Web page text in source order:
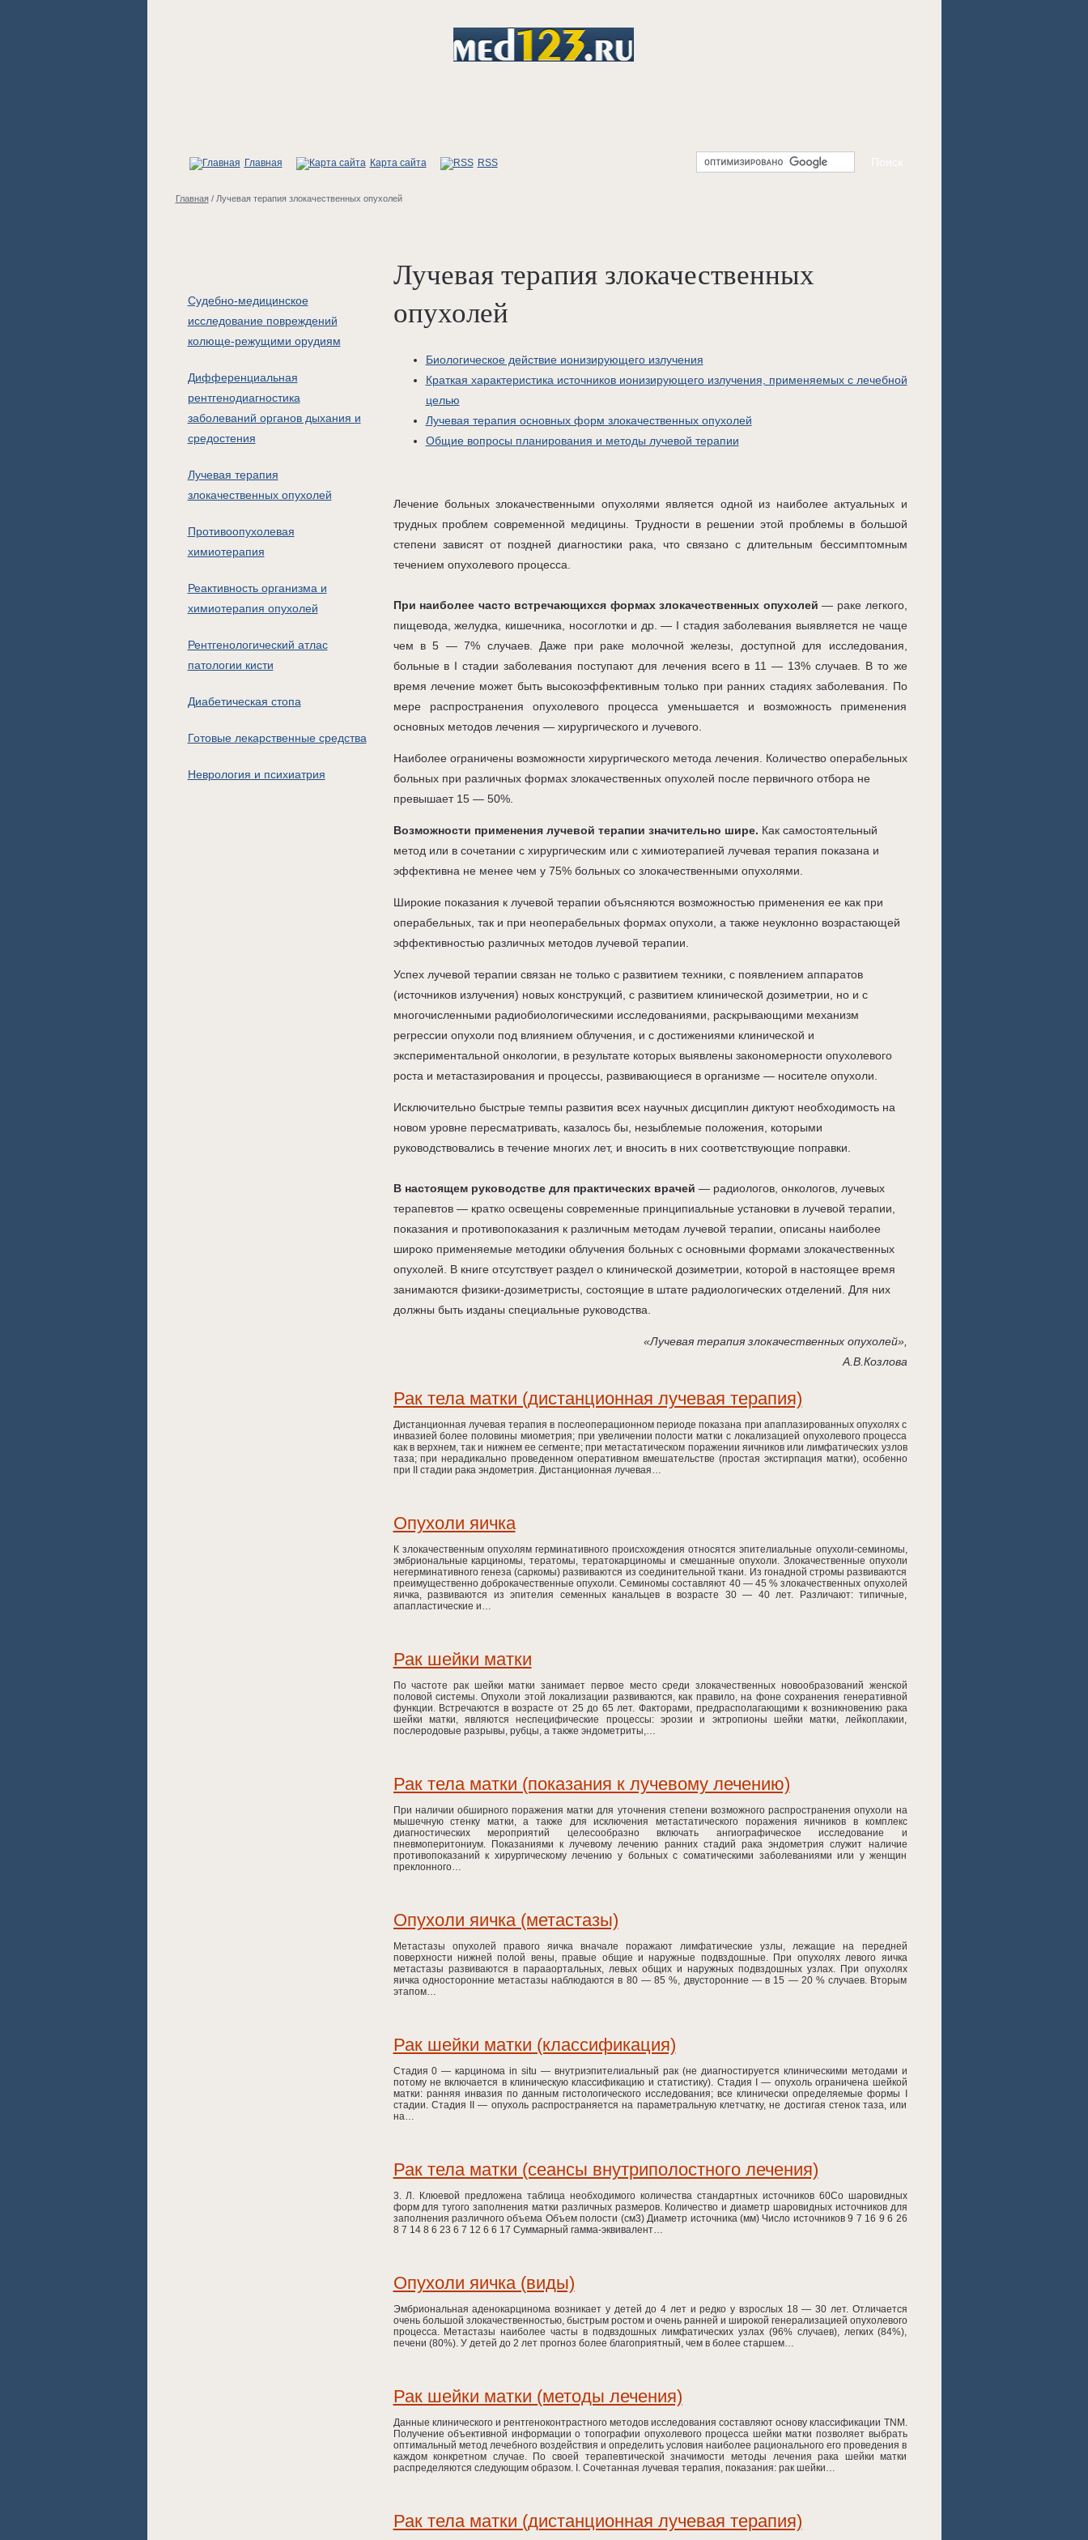
Главная Карта сайта RSS
Главная/ Лучевая терапия злокачественных опухолей
Судебно-медицинское
исследование повреждений
колюще-режущими орудиям
Дифференциальная
рентгенодиагностика
заболеваний органов дыхания и
средостения
Лучевая терапия
злокачественных опухолей
Противоопухолевая
химиотерапия
Реактивность организма и
химиотерапия опухолей
Рентгенологический атлас
патологии кисти
Диабетическая стопа
Готовые лекарственные средства
Неврология и психиатрия
Лучевая терапия злокачественных
опухолей
Биологическое действие ионизирующего излучения
Краткая характеристика источников ионизирующего излучения, применяемых с лечебной
целью
Лучевая терапия основных форм злокачественных опухолей
Общие вопросы планирования и методы лучевой терапии
Лечение больных злокачественными опухолями является одной из наиболее актуальных и
трудных проблем современной медицины. Трудности в решении этой проблемы в большой
степени зависят от поздней диагностики рака, что связано с длительным бессимптомным
течением опухолевого процесса.
При наиболее часто встречающихся формах злокачественных опухолей — раке легкого,
пищевода, желудка, кишечника, носоглотки и др. — I стадия заболевания выявляется не чаще
чем в 5 — 7% случаев. Даже при раке молочной железы, доступной для исследования,
больные в I стадии заболевания поступают для лечения всего в 11 — 13% случаев. В то же
время лечение может быть высокоэффективным только при ранних стадиях заболевания. По
мере распространения опухолевого процесса уменьшается и возможность применения
основных методов лечения — хирургического и лучевого.
Наиболее ограничены возможности хирургического метода лечения. Количество операбельных
больных при различных формах злокачественных опухолей после первичного отбора не
превышает 15 — 50%.
Возможности применения лучевой терапии значительно шире. Как самостоятельный
метод или в сочетании с хирургическим или с химиотерапией лучевая терапия показана и
эффективна не менее чем у 75% больных со злокачественными опухолями.
Широкие показания к лучевой терапии объясняются возможностью применения ее как при
операбельных, так и при неоперабельных формах опухоли, а также неуклонно возрастающей
эффективностью различных методов лучевой терапии.
Успех лучевой терапии связан не только с развитием техники, с появлением аппаратов
(источников излучения) новых конструкций, с развитием клинической дозиметрии, но и с
многочисленными радиобиологическими исследованиями, раскрывающими механизм
регрессии опухоли под влиянием облучения, и с достижениями клинической и
экспериментальной онкологии, в результате которых выявлены закономерности опухолевого
роста и метастазирования и процессы, развивающиеся в организме — носителе опухоли.
Исключительно быстрые темпы развития всех научных дисциплин диктуют необходимость на
новом уровне пересматривать, казалось бы, незыблемые положения, которыми
руководствовались в течение многих лет, и вносить в них соответствующие поправки.
В настоящем руководстве для практических врачей — радиологов, онкологов, лучевых
терапевтов — кратко освещены современные принципиальные установки в лучевой терапии,
показания и противопоказания к различным методам лучевой терапии, описаны наиболее
широко применяемые методики облучения больных с основными формами злокачественных
опухолей. В книге отсутствует раздел о клинической дозиметрии, которой в настоящее время
занимаются физики-дозиметристы, состоящие в штате радиологических отделений. Для них
должны быть изданы специальные руководства.
«Лучевая терапия злокачественных опухолей»,
А.В.Козлова
Рак тела матки (дистанционная лучевая терапия)
Дистанционная лучевая терапия в послеоперационном периоде показана при апаплазированных опухолях с
инвазией более половины миометрия; при увеличении полости матки с локализацией опухолевого процесса
как в верхнем, так и нижнем ее сегменте; при метастатическом поражении яичников или лимфатических узлов
таза; при нерадикально проведенном оперативном вмешательстве (простая экстирпация матки), особенно
при II стадии рака эндометрия. Дистанционная лучевая…
Опухоли яичка
К злокачественным опухолям герминативного происхождения относятся эпителиальные опухоли-семиномы,
эмбриональные карциномы, тератомы, тератокарциномы и смешанные опухоли. Злокачественные опухоли
негерминативного генеза (саркомы) развиваются из соединительной ткани. Из гонадной стромы развиваются
преимущественно доброкачественные опухоли. Семиномы составляют 40 — 45 % злокачественных опухолей
яичка, развиваются из эпителия семенных канальцев в возрасте 30 — 40 лет. Различают: типичные,
апапластические и…
Рак шейки матки
По частоте рак шейки матки занимает первое место среди злокачественных новообразований женской
половой системы. Опухоли этой локализации развиваются, как правило, на фоне сохранения генеративной
функции. Встречаются в возрасте от 25 до 65 лет. Факторами, предрасполагающими к возникновению рака
шейки матки, являются неспецифические процессы: эрозии и эктропионы шейки матки, лейкоплакии,
послеродовые разрывы, рубцы, а также эндометриты,…
Рак тела матки (показания к лучевому лечению)
При наличии обширного поражения матки для уточнения степени возможного распространения опухоли на
мышечную стенку матки, а также для исключения метастатического поражения яичников в комплекс
диагностических мероприятий целесообразно включать ангиографическое исследование и
пневмоперитониум. Показаниями к лучевому лечению ранних стадий рака эндометрия служит наличие
противопоказаний к хирургическому лечению у больных с соматическими заболеваниями или у женщин
преклонного…
Опухоли яичка (метастазы)
Метастазы опухолей правого яичка вначале поражают лимфатические узлы, лежащие на передней
поверхности нижней полой вены, правые общие и наружные подвздошные. При опухолях левого яичка
метастазы развиваются в парааортальных, левых общих и наружных подвздошных узлах. При опухолях
яичка односторонние метастазы наблюдаются в 80 — 85 %, двусторонние — в 15 — 20 % случаев. Вторым
этапом…
Рак шейки матки (классификация)
Стадия 0 — карцинома in situ — внутриэпителиальный рак (не диагностируется клиническими методами и
потому не включается в клиническую классификацию и статистику). Стадия I — опухоль ограничена шейкой
матки: ранняя инвазия по данным гистологического исследования; все клинически определяемые формы I
стадии. Стадия II — опухоль распространяется на параметральную клетчатку, не достигая стенок таза, или
на…
Рак тела матки (сеансы внутриполостного лечения)
3. Л. Клюевой предложена таблица необходимого количества стандартных источников 60Со шаровидных
форм для тугого заполнения матки различных размеров. Количество и диаметр шаровидных источников для
заполнения различного объема Объем полости (см3) Диаметр источника (мм) Число источников 9 7 16 9 6 26
8 7 14 8 6 23 6 7 12 6 6 17 Суммарный гамма-эквивалент…
Опухоли яичка (виды)
Эмбриональная аденокарцинома возникает у детей до 4 лет и редко у взрослых 18 — 30 лет. Отличается
очень большой злокачественностью, быстрым ростом и очень ранней и широкой генерализацией опухолевого
процесса. Метастазы наиболее часты в подвздошных лимфатических узлах (96% случаев), легких (84%),
печени (80%). У детей до 2 лет прогноз более благоприятный, чем в более старшем…
Рак шейки матки (методы лечения)
Данные клинического и рентгеноконтрастного методов исследования составляют основу классификации TNM.
Получение объективной информации о топографии опухолевого процесса шейки матки позволяет выбрать
оптимальный метод лечебного воздействия и определить условия наиболее рационального его проведения в
каждом конкретном случае. По своей терапевтической значимости методы лечения рака шейки матки
распределяются следующим образом. I. Сочетанная лучевая терапия, показания: рак шейки…
Рак тела матки (дистанционная лучевая терапия)